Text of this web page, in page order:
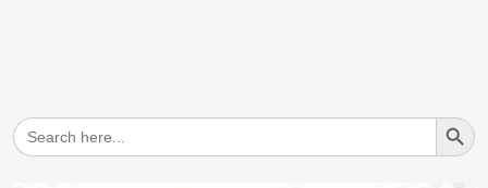
Search
for:
Search